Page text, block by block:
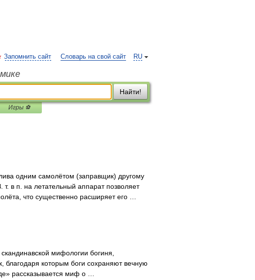
RU
Запомнить сайт Словарь на свой сайт
Найти!
Игры ⚽
одним самолётом (заправщик) другому
в п. на летательный аппарат позволяет
что существенно расширяет его …
мифологии богиня,
благодаря которым боги сохраняют вечную
рассказывается миф о …